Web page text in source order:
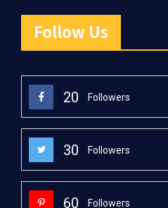
Follow Us
20 Followers
30 Followers
60 Followers